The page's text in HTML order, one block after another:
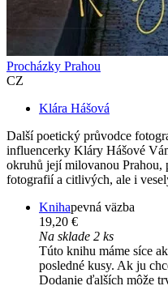
Procházky Prahou
CZ
Klára Hášová
Další poetický průvodce
influencerky Kláry Hášové
okruhů její milovanou
fotografií a citlivých, ale i
Knihapevná väzba
19,20 €
Na sklade 2 ks
Túto knihu máme síce
posledné kusy. Ak ju
Dodanie ďalších môže